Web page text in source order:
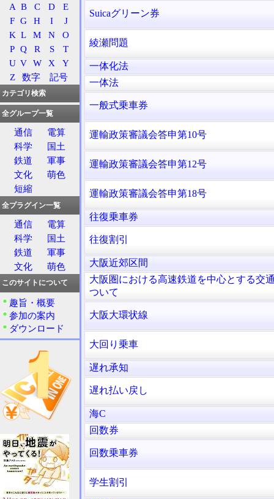
Suicaグリーン券
綾瀬問題
一体化法
一体法
一般式乗車券
運輸政策審議会答申第10号
運輸政策審議会答申第12号
運輸政策審議会答申第18号
往復乗車券
往復割引
大阪近郊区間
大阪圏における高速鉄道を中心とする交
ついて
大阪大環状線
大回り乗車
遅れ承知
遅れ払い戻し
海C
回数券
回数乗車券
学生割引
A B C D
E
F G H I
J
K L M N
O
P Q R S
T
U V W X
Y
Z
数字 記号
カテゴリ検索
全グループ一覧
通信
電算
科学
国土
鉄道
軍事
文化
萌色
短縮
全プラグイン一覧
通信
電算
科学
国土
鉄道
軍事
文化
萌色
このサイトについて
趣旨・概要
参加の案内
ダウンロード